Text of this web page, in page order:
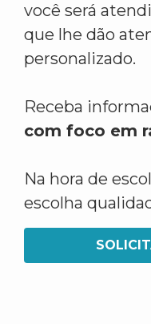
você será
que lhe dão
personalizado.
Receba
com foco em
Na hora de
escolha